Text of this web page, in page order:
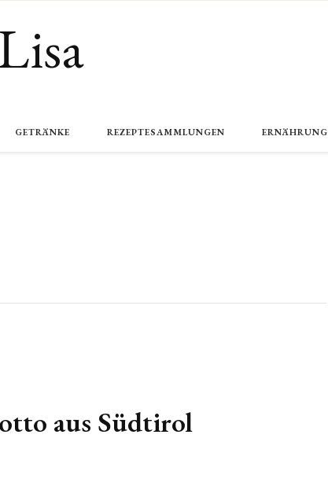
GETRÄNKE REZEPTESAMMLUNGEN ERNÄHRUNG
aus Südtirol